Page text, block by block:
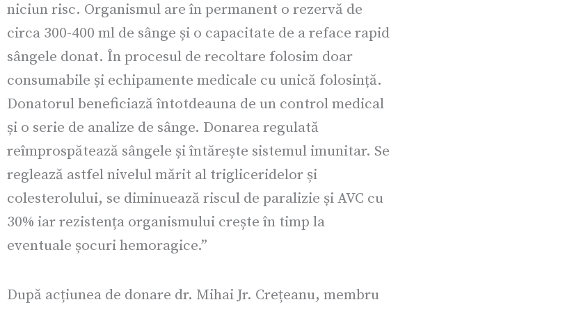
niciun risc. Organismul are în permanent o rezervă de
circa 300-400 ml de sânge și o capacitate de a reface rapid
sângele donat. În procesul de recoltare folosim doar
consumabile și echipamente medicale cu unică folosință.
Donatorul beneficiază întotdeauna de un control medical
și o serie de analize de sânge. Donarea regulată
reîmprospătează sângele și întărește sistemul imunitar. Se
reglează astfel nivelul mărit al trigliceridelor și
colesterolului, se diminuează riscul de paralizie și AVC cu
30% iar rezistența organismului crește în timp la
eventuale șocuri hemoragice.”
După acțiunea de donare dr. Mihai Jr. Crețeanu, membru